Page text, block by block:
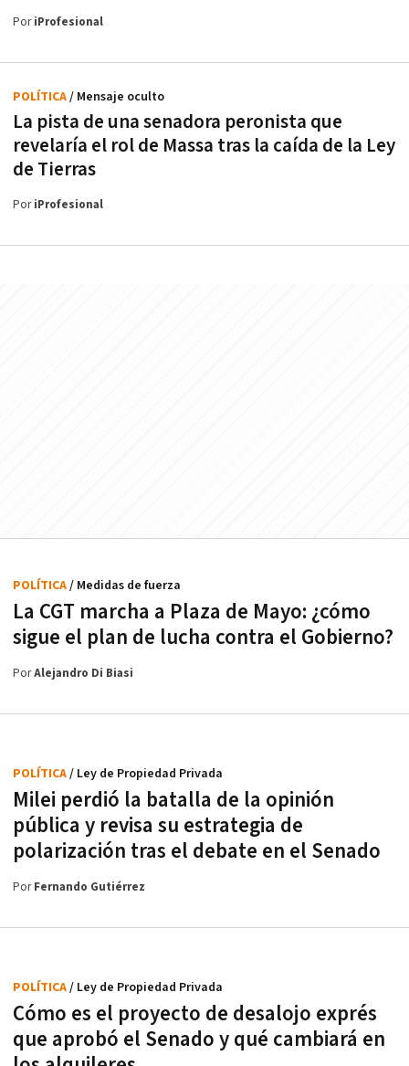
PoriProfesional
La pista de una senadora peronista que
revelaría el rol de Massa tras la caída de la Ley
de Tierras
POLÍTICA/ Mensaje oculto
PoriProfesional
La CGT marcha a Plaza de Mayo: ¿cómo
sigue el plan de lucha contra el Gobierno?
POLÍTICA/ Medidas de fuerza
PorAlejandro Di Biasi
Milei perdió la batalla de la opinión
pública y revisa su estrategia de
polarización tras el debate en el Senado
POLÍTICA/ Ley de Propiedad Privada
PorFernando Gutiérrez
Cómo es el proyecto de desalojo exprés
que aprobó el Senado y qué cambiará en
POLÍTICA/ Ley de Propiedad Privada